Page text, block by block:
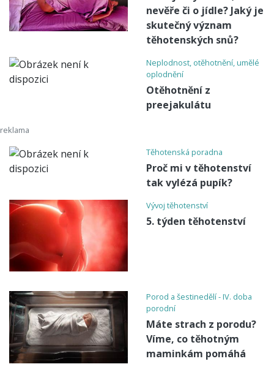
nevěře či o jídle? Jaký je
skutečný význam
těhotenských snů?
Neplodnost, otěhotnění, umělé
oplodnění
Otěhotnění z
preejakulátu
Těhotenská poradna
Proč mi v těhotenství
tak vylézá pupík?
Vývoj těhotenství
5. týden těhotenství
Porod a šestinedělí - IV. doba
porodní
Máte strach z porodu?
Víme, co těhotným
maminkám pomáhá